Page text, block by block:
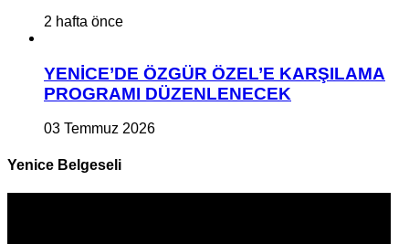
2 hafta önce
YENİCE’DE ÖZGÜR ÖZEL’E KARŞILAMA
PROGRAMI DÜZENLENECEK
03 Temmuz 2026
Yenice Belgeseli